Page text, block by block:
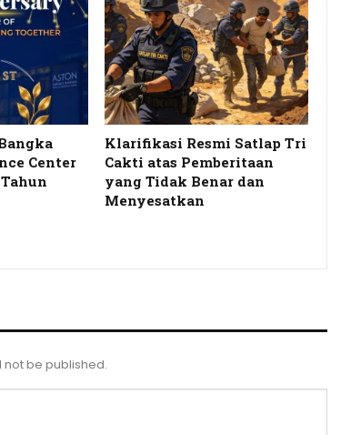
Center
Klarifikasi Resmi Satlap Tri
Cakti atas Pemberitaan
yang Tidak Benar dan
Menyesatkan
not be published.